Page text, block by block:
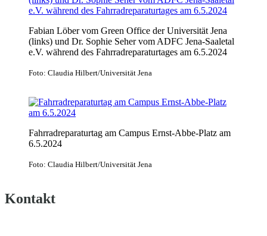
Fabian Löber vom Green Office der Universität Jena
(links) und Dr. Sophie Seher vom ADFC Jena-Saaletal
e.V. während des Fahrradreparaturtages am 6.5.2024
Foto: Claudia Hilbert/Universität Jena
Fahrradreparaturtag am Campus Ernst-Abbe-Platz am
6.5.2024
Foto: Claudia Hilbert/Universität Jena
Kontakt